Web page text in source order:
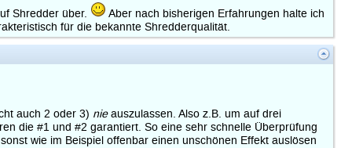
Shredder über.
Aber nach bisherigen Erfahrungen halte ich
für die bekannte Shredderqualität.
auch 2 oder 3) nieauszulassen. Also z.B. um auf drei
die #1 und #2 garantiert. So eine sehr schnelle Überprüfung
wie im Beispiel offenbar einen unschönen Effekt auslösen